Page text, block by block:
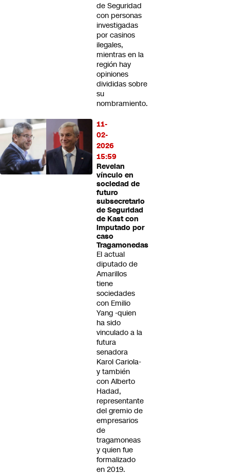
de Seguridad
con personas
investigadas
por casinos
ilegales,
mientras en la
región hay
opiniones
divididas sobre
su
nombramiento.
11-
02-
2026
15:59
Revelan
vínculo en
sociedad de
futuro
subsecretario
de Seguridad
de Kast con
imputado por
caso
Tragamonedas
El actual
diputado de
Amarillos
tiene
sociedades
con Emilio
Yang -quien
ha sido
vinculado a la
futura
senadora
Karol Cariola-
y también
con Alberto
Hadad,
representante
del gremio de
empresarios
de
tragamoneas
y quien fue
formalizado
en 2019.